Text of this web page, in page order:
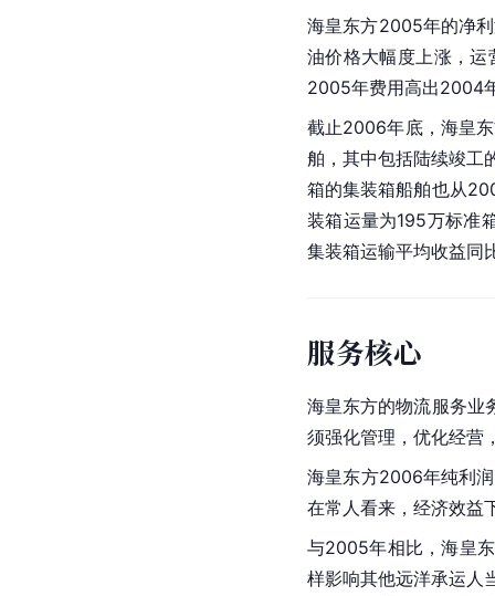
海皇东方2005年的净
油价格大幅度上涨，
2005年费用高出2004
截止2006年底，海皇
舶，其中包括陆续竣
箱的集装箱船舶也从
装箱运量为195万标准
集装箱运输平均收益同
服务核心
海皇东方的物流服务业
须强化管理，优化经营
海皇东方2006年纯利
在常人看来，经济效益
与2005年相比，海皇
样影响其他远洋承运人